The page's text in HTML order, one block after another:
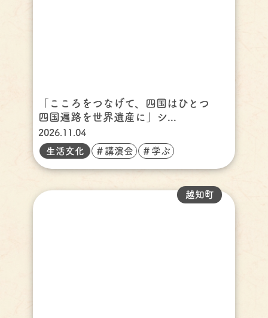
「こころをつなげて、四国はひとつ
四国遍路を世界遺産に」シ...
2026.11.04
生活文化
＃講演会 ＃学ぶ
越知町